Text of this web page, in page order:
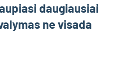
daugiausiai
ne visada